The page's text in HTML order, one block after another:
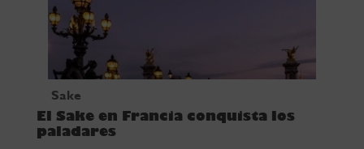
Sake
El Sake en Francia conquista los
paladares